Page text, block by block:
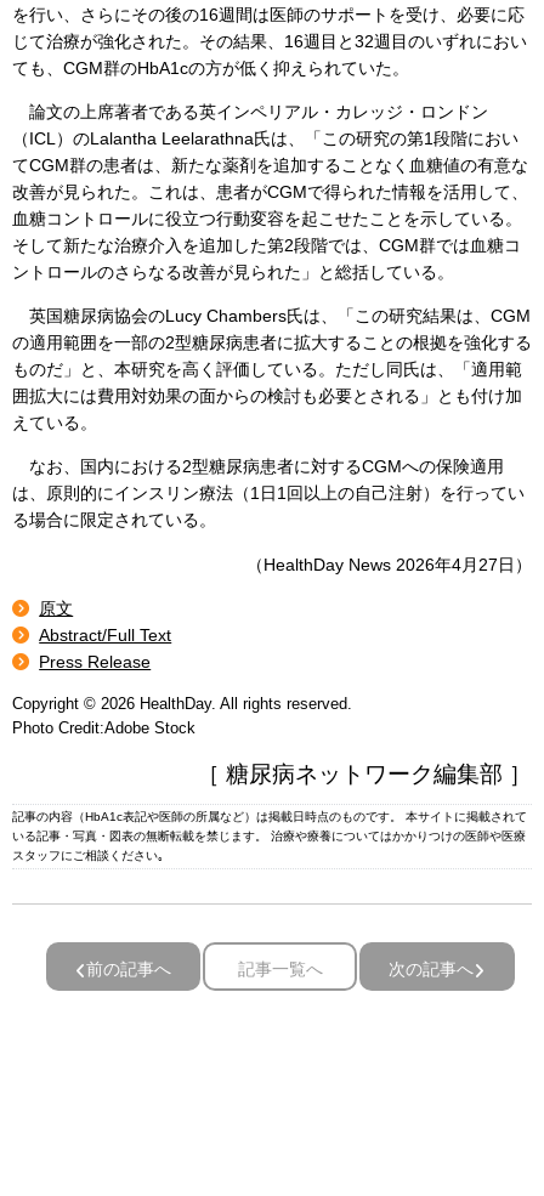
を行い、さらにその後の16週間は医師のサポートを受け、必要に応
じて治療が強化された。その結果、16週目と32週目のいずれにおい
ても、CGM群のHbA1cの方が低く抑えられていた。
論文の上席著者である英インペリアル・カレッジ・ロンドン
（ICL）のLalantha Leelarathna氏は、「この研究の第1段階におい
てCGM群の患者は、新たな薬剤を追加することなく血糖値の有意な
改善が見られた。これは、患者がCGMで得られた情報を活用して、
血糖コントロールに役立つ行動変容を起こせたことを示している。
そして新たな治療介入を追加した第2段階では、CGM群では血糖コ
ントロールのさらなる改善が見られた」と総括している。
英国糖尿病協会のLucy Chambers氏は、「この研究結果は、CGM
の適用範囲を一部の2型糖尿病患者に拡大することの根拠を強化する
ものだ」と、本研究を高く評価している。ただし同氏は、「適用範
囲拡大には費用対効果の面からの検討も必要とされる」とも付け加
えている。
なお、国内における2型糖尿病患者に対するCGMへの保険適用
は、原則的にインスリン療法（1日1回以上の自己注射）を行ってい
る場合に限定されている。
（HealthDay News 2026年4月27日）
原文
Abstract/Full Text
Press Release
Copyright © 2026 HealthDay. All rights reserved.
Photo Credit:Adobe Stock
［ 糖尿病ネットワーク編集部 ］
記事の内容（HbA1c表記や医師の所属など）は掲載日時点のものです。 本サイトに掲載されて
いる記事・写真・図表の無断転載を禁じます。 治療や療養についてはかかりつけの医師や医療
スタッフにご相談ください｡
前の記事へ 記事一覧へ 次の記事へ